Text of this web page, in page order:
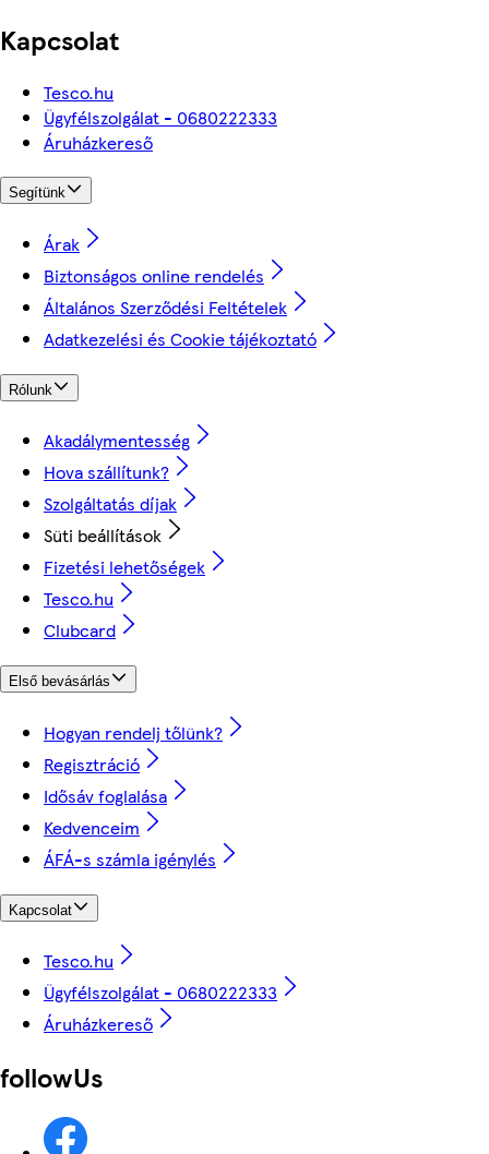
Kapcsolat
Tesco.hu
Ügyfélszolgálat - 0680222333
Áruházkereső
Segítünk
Árak
Biztonságos online rendelés
Általános Szerződési Feltételek
Adatkezelési és Cookie tájékoztató
Rólunk
Akadálymentesség
Hova szállítunk?
Szolgáltatás díjak
Süti beállítások
Fizetési lehetőségek
Tesco.hu
Clubcard
Első bevásárlás
Hogyan rendelj tőlünk?
Regisztráció
Idősáv foglalása
Kedvenceim
ÁFÁ-s számla igénylés
Kapcsolat
Tesco.hu
Ügyfélszolgálat - 0680222333
Áruházkereső
followUs